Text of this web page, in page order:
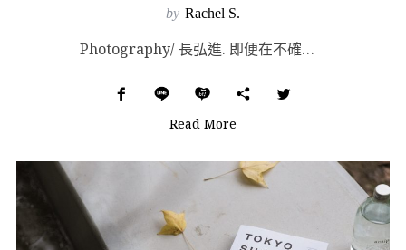
by Rachel S.
Photography/ 長弘進. 即便在不確定是否能擁有一個「家」的年歲裡，我們似乎也從未失去尋覓...
Read More